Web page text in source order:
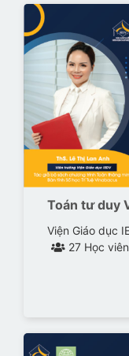
Toán tư duy
Viện Giáo dục
27 Học viên